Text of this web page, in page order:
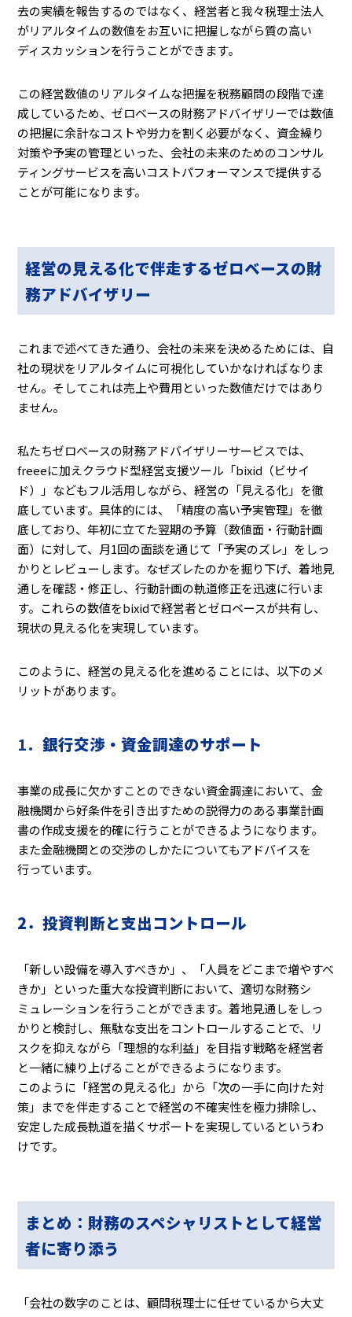
去の実績を報告するのではなく、経営者と我々税理士法人
がリアルタイムの数値をお互いに把握しながら質の高い
ディスカッションを行うことができます。
この経営数値のリアルタイムな把握を税務顧問の段階で達
成しているため、ゼロベースの財務アドバイザリーでは数値
の把握に余計なコストや労力を割く必要がなく、資金繰り
対策や予実の管理といった、会社の未来のためのコンサル
ティングサービスを高いコストパフォーマンスで提供する
ことが可能になります。
経営の見える化で伴走するゼロベースの財
務アドバイザリー
これまで述べてきた通り、会社の未来を決めるためには、自
社の現状をリアルタイムに可視化していかなければなりま
せん。そしてこれは売上や費用といった数値だけではあり
ません。
私たちゼロベースの財務アドバイザリーサービスでは、
freeeに加えクラウド型経営支援ツール「bixid（ビサイ
ド）」などもフル活用しながら、経営の「見える化」を徹
底しています。具体的には、「精度の高い予実管理」を徹
底しており、年初に立てた翌期の予算（数値面・行動計画
面）に対して、月1回の面談を通じて「予実のズレ」をしっ
かりとレビューします。なぜズレたのかを掘り下げ、着地見
通しを確認・修正し、行動計画の軌道修正を迅速に行いま
す。これらの数値をbixidで経営者とゼロベースが共有し、
現状の見える化を実現しています。
このように、経営の見える化を進めることには、以下のメ
リットがあります。
1．銀行交渉・資金調達のサポート
事業の成長に欠かすことのできない資金調達において、金
融機関から好条件を引き出すための説得力のある事業計画
書の作成支援を的確に行うことができるようになります。
また金融機関との交渉のしかたについてもアドバイスを
行っています。
2．投資判断と支出コントロール
「新しい設備を導入すべきか」、「人員をどこまで増やすべ
きか」といった重大な投資判断において、適切な財務シ
ミュレーションを行うことができます。着地見通しをしっ
かりと検討し、無駄な支出をコントロールすることで、リ
スクを抑えながら「理想的な利益」を目指す戦略を経営者
と一緒に練り上げることができるようになります。
このように「経営の見える化」から「次の一手に向けた対
策」までを伴走することで経営の不確実性を極力排除し、
安定した成長軌道を描くサポートを実現しているというわ
けです。
まとめ：財務のスペシャリストとして経営
者に寄り添う
「会社の数字のことは、顧問税理士に任せているから大丈